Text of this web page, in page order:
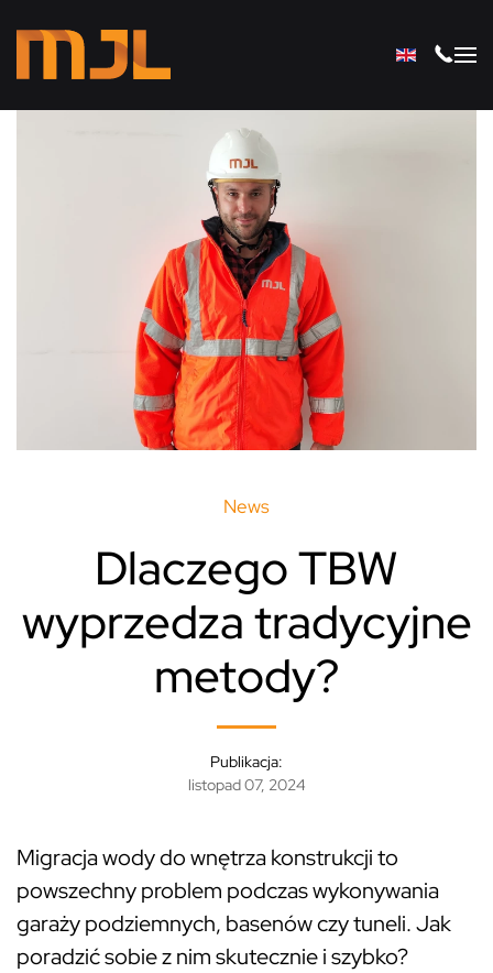
Przejdź do głównej treści
News
Dlaczego TBW
wyprzedza tradycyjne
metody?
Publikacja:
listopad 07, 2024
Migracja wody do wnętrza konstrukcji to
powszechny problem podczas wykonywania
garaży podziemnych, basenów czy tuneli. Jak
poradzić sobie z nim skutecznie i szybko?